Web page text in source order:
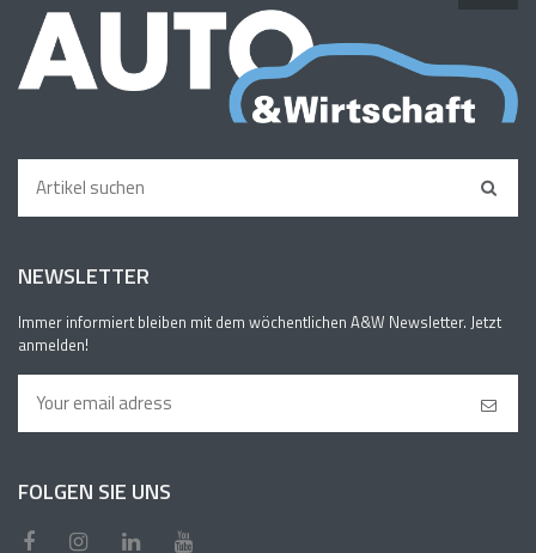
NEWSLETTER
Immer informiert bleiben mit dem wöchentlichen A&W Newsletter. Jetzt
anmelden!
FOLGEN SIE UNS